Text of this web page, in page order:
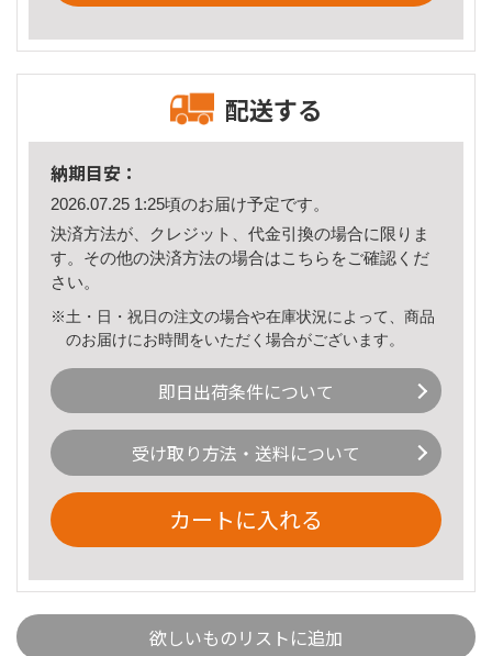
配送する
納期目安：
2026.07.25 1:25頃のお届け予定です。
決済方法が、クレジット、代金引換の場合に限りま
す。その他の決済方法の場合はこちら をご確認くだ
さい。
※土・日・祝日の注文の場合や在庫状況によって、商品
のお届けにお時間をいただく場合がございます。
即日出荷条件について
受け取り方法・送料について
カートに入れる
欲しいものリストに追加